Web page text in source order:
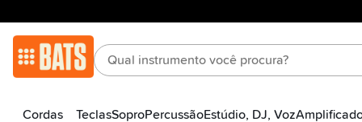
Cordas TeclasSoproPercussãoEstúdio, DJ, Voz